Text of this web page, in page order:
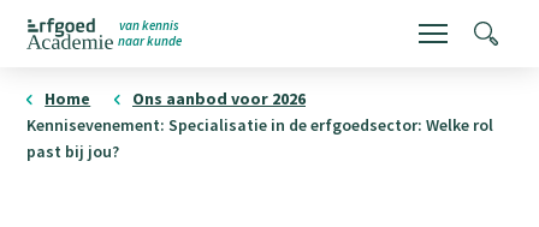
Overslaan
naar
de
inhoud
homepage
van kennis
naar kunde
Menu
Home
Ons aanbod voor 2026
Kennisevenement: Specialisatie in de erfgoedsector: Welke rol
past bij jou?